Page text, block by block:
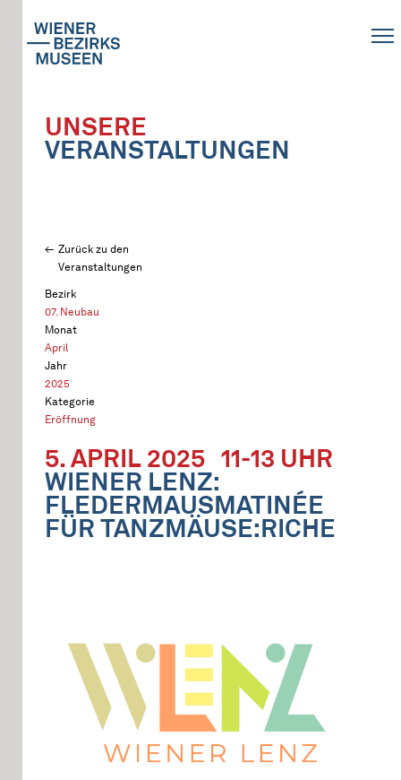
UNSERE
VERANSTALTUNGEN
Zurück zu den
Veranstaltungen
Bezirk
07. Neubau
Monat
April
Jahr
2025
Kategorie
Eröffnung
5. APRIL 2025 11-13 UHR
WIENER LENZ:
FLEDERMAUSMATINÉE
FÜR TANZMÄUSE:RICHE